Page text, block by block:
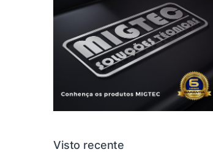
Visto recente